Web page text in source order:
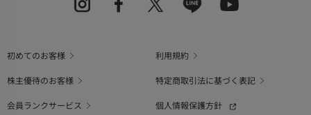
初めてのお客様
利用規約
株主優待のお客様
特定商取引法に基づく表記
会員ランクサービス
個人情報保護方針